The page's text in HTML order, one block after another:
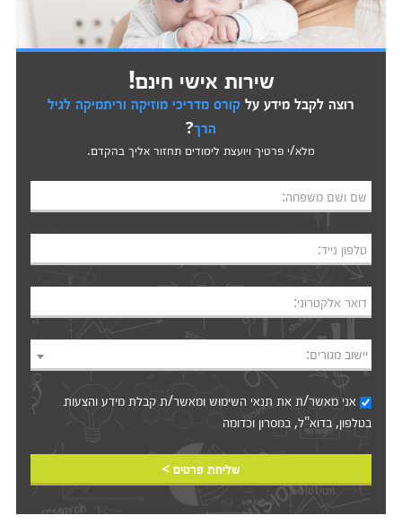
שירות אישי חינם!
רוצה לקבל מידע על קורס מדריכי מוזיקה וריתמיקה לגיל
הרך?
מלא/י פרטיך ויועצת לימודים תחזור אליך בהקדם.
שם ושם משפחה:
טלפון נייד:
דואר אלקטרוני:
יישוב מגורים:
אני מאשר/ת את תנאי השימושומאשר/ת קבלת מידע והצעות
בטלפון, בדוא"ל, במסרון וכדומה‎‎
שליחת פרטים >